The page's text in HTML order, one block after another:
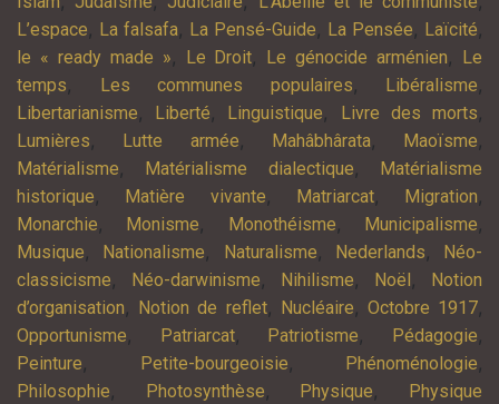
L’espace, La falsafa, La Pensé-Guide, La Pensée, Laïcité,
le « ready made », Le Droit, Le génocide arménien,
Le
temps, Les communes populaires, Libéralisme,
Libertarianisme, Liberté, Linguistique, Livre des morts,
Lumières, Lutte armée, Mahâbhârata, Maoïsme,
Matérialisme, Matérialisme dialectique,
Matérialisme
historique, Matière vivante, Matriarcat, Migration,
Monarchie, Monisme, Monothéisme, Municipalisme,
Musique, Nationalisme, Naturalisme, Nederlands,
Néo-
classicisme, Néo-darwinisme, Nihilisme, Noël ,
Notion
d’organisation, Notion de reflet, Nucléaire, Octobre 1917,
Opportunisme, Patriarcat, Patriotisme, Pédagogie,
Peinture, Petite-bourgeoisie, Phénoménologie,
Philosophie, Photosynthèse, Physique,
Physique